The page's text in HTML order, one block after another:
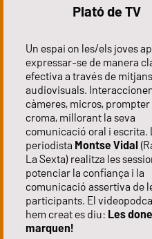
Plató de TV
Un espai on les/els joves
expressar-se de manera
efectiva a través de mitjans
audiovisuals.
càmeres, micros, prompter
croma, millorant la seva
comunicació oral i escrita.
periodista Montse Vidal
La Sexta) realitza les
potenciar la confiança i la
comunicació assertiva de
participants. El
hem creat es diu: Les
marquen!